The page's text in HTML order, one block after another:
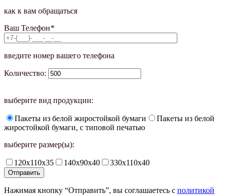
как к вам обращаться
Ваш Телефон*
введите номер вашего телефона
Количество:
выберите вид продукции:
Пакеты из белой жиростойкой бумаги
Пакеты из белой
жиростойкой бумаги, с типовой печатью
выберите размер(ы):
120х110х35 140х90х40 330х110х40
Нажимая кнопку “Отправить”, вы соглашаетесь с политикой